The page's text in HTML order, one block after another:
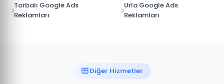
Torbalı Google Ads
Reklamları
Urla Google Ads
Reklamları
Diğer Hizmetler